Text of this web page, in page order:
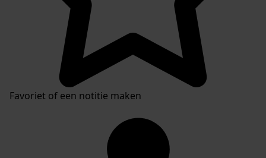
Favoriet of een notitie maken